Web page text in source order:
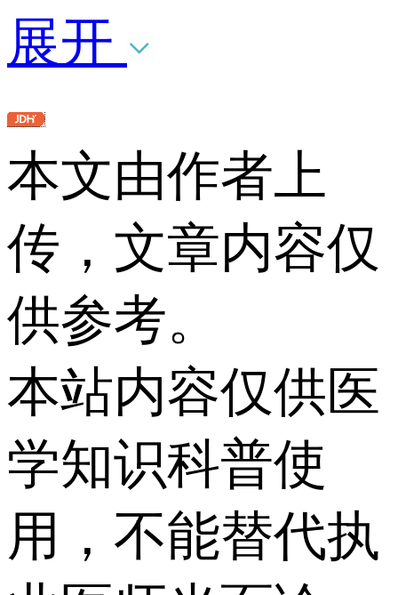
展开
本文由作者上
传，文章内容仅
供参考。
本站内容仅供医
学知识科普使
用，不能替代执